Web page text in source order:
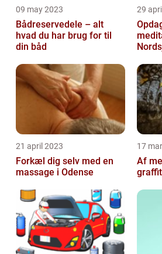
09 may 2023
Bådreservedele – alt
hvad du har brug for til
din båd
29
21 april 2023
Forkæl dig selv med en
massage i Odense
17
Af